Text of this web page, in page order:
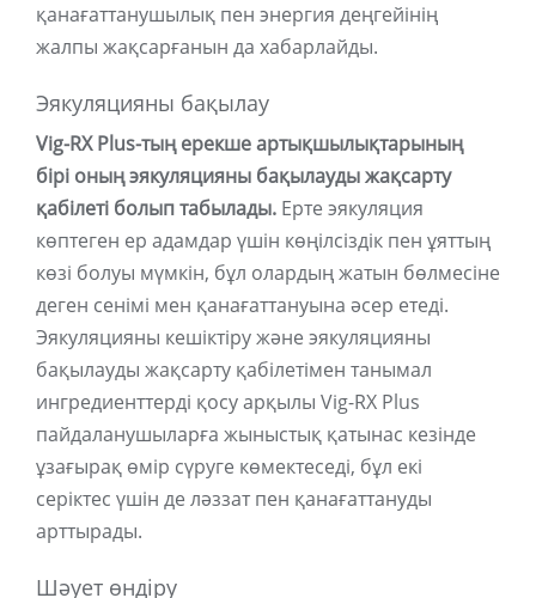
қанағаттанушылық пен энергия деңгейінің
жалпы жақсарғанын да хабарлайды.
Эякуляцияны бақылау
Vig-RX Plus-тың ерекше артықшылықтарының
бірі оның эякуляцияны бақылауды жақсарту
қабілеті болып табылады. Ерте эякуляция
көптеген ер адамдар үшін көңілсіздік пен ұяттың
көзі болуы мүмкін, бұл олардың жатын бөлмесіне
деген сенімі мен қанағаттануына әсер етеді.
Эякуляцияны кешіктіру және эякуляцияны
бақылауды жақсарту қабілетімен танымал
ингредиенттерді қосу арқылы Vig-RX Plus
пайдаланушыларға жыныстық қатынас кезінде
ұзағырақ өмір сүруге көмектеседі, бұл екі
серіктес үшін де ләззат пен қанағаттануды
арттырады.
Шәует өндіру